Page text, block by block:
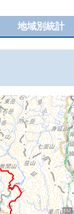
地域別統計